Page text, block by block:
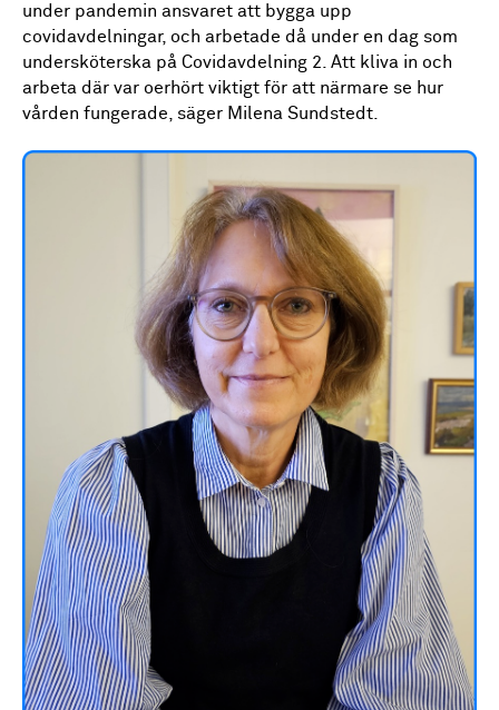
under pandemin ansvaret att bygga upp
covidavdelningar, och arbetade då under en dag som
undersköterska på Covidavdelning 2. Att kliva in och
arbeta där var oerhört viktigt för att närmare se hur
vården fungerade, säger Milena Sundstedt.